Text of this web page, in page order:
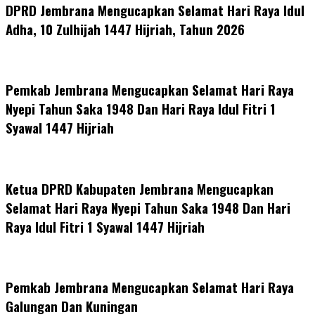
DPRD Jembrana Mengucapkan Selamat Hari Raya Idul
Adha, 10 Zulhijah 1447 Hijriah, Tahun 2026
Pemkab Jembrana Mengucapkan Selamat Hari Raya
Nyepi Tahun Saka 1948 Dan Hari Raya Idul Fitri 1
Syawal 1447 Hijriah
Ketua DPRD Kabupaten Jembrana Mengucapkan
Selamat Hari Raya Nyepi Tahun Saka 1948 Dan Hari
Raya Idul Fitri 1 Syawal 1447 Hijriah
Pemkab Jembrana Mengucapkan Selamat Hari Raya
Galungan Dan Kuningan